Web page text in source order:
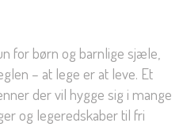
for børn og barnlige sjæle,
– at lege er at leve. Et
der vil hygge sig i mange
og legeredskaber til fri